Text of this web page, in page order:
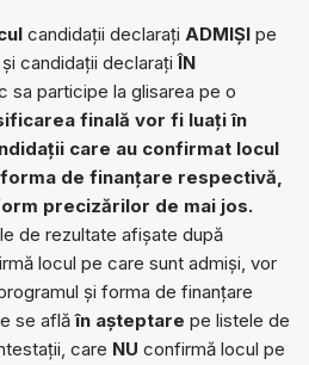
candidații declarați ADMIȘI pe
candidații declarați ÎN
sa participe la glisarea pe o
finală vor fi luați în
care au confirmat locul
de finanțare respectivă,
precizărilor de mai jos.
de rezultate afișate după
locul pe care sunt admiși, vor
și forma de finanțare
se aflăîn așteptare pe listele de
care NU confirmă locul pe